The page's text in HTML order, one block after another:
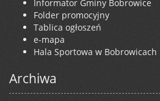
Informator Gminy Bobrowice
Folder promocyjny
Tablica ogłoszeń
e-mapa
Hala Sportowa w Bobrowicach
Archiwa